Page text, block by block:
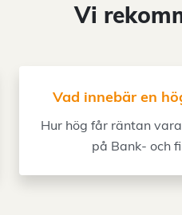
Vi
Vad innebär en
Hur hög får räntan
på Bank- och